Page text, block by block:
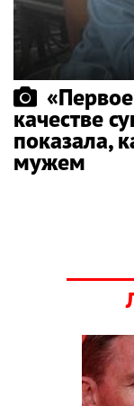
качестве
показала,
мужем